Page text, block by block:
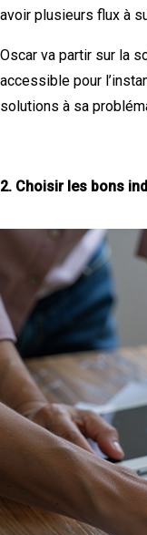
avoir plusieurs flux à
Oscar va partir sur la
accessible pour
solutions à sa
2. Choisir les bons